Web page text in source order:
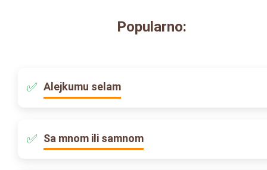
Popularno:
Alejkumu selam
Sa mnom ili samnom